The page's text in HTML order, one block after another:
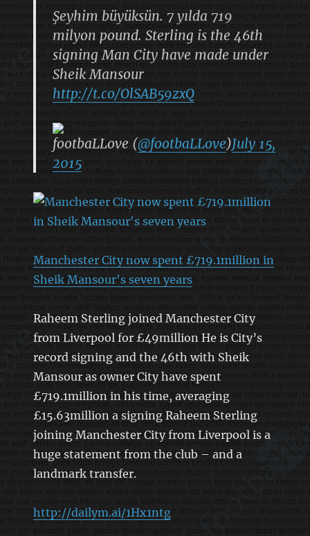
Şeyhim büyüksün. 7 yılda 719
milyon pound. Sterling is the 46th
signing Man City have made under
Sheik Mansour
http://t.co/OlSAB59zxQ
footbaLLove (@footbaLLove)July 15,
2015
Manchester City now spent £719.1million in
Sheik Mansour's seven years
Raheem Sterling joined Manchester City
from Liverpool for £49million He is City’s
record signing and the 46th with Sheik
Mansour as owner City have spent
£719.1million in his time, averaging
£15.63million a signing Raheem Sterling
joining Manchester City from Liverpool is a
huge statement from the club – and a
landmark transfer.
http://dailym.ai/1Hx1ntg